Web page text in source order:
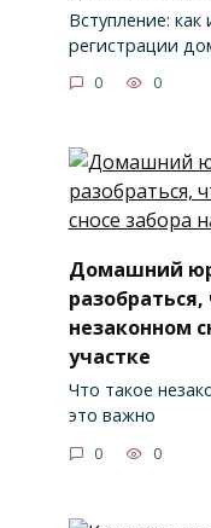
Вступление:
регистрации
0 0
Домашний
незаконном
участке
Что такое
это важно
0 0